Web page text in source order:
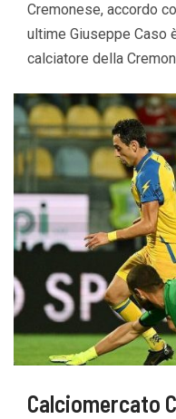
Cremonese, accordo
ultime Giuseppe Caso
calciatore della
Calciomercato